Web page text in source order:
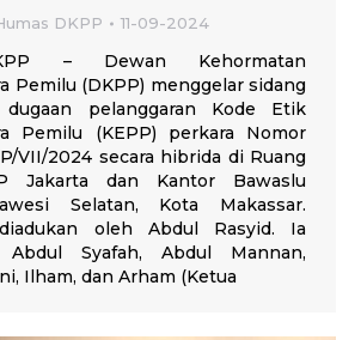
DKPP 11-09-2024
– Dewan Kehormatan
Pemilu (DKPP) menggelar sidang
dugaan pelanggaran Kode Etik
Pemilu (KEPP) perkara Nomor
VII/2024 secara hibrida di Ruang
Jakarta dan Kantor Bawaslu
Selatan, Kota Makassar.
oleh Abdul Rasyid. Ia
Abdul Syafah, Abdul Mannan,
Ilham, dan Arham (Ketua